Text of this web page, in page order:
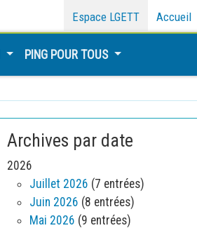
Espace LGETT Accueil
PING POUR TOUS
Archives par date
2026
Juillet 2026 (7 entrées)
Juin 2026 (8 entrées)
Mai 2026 (9 entrées)